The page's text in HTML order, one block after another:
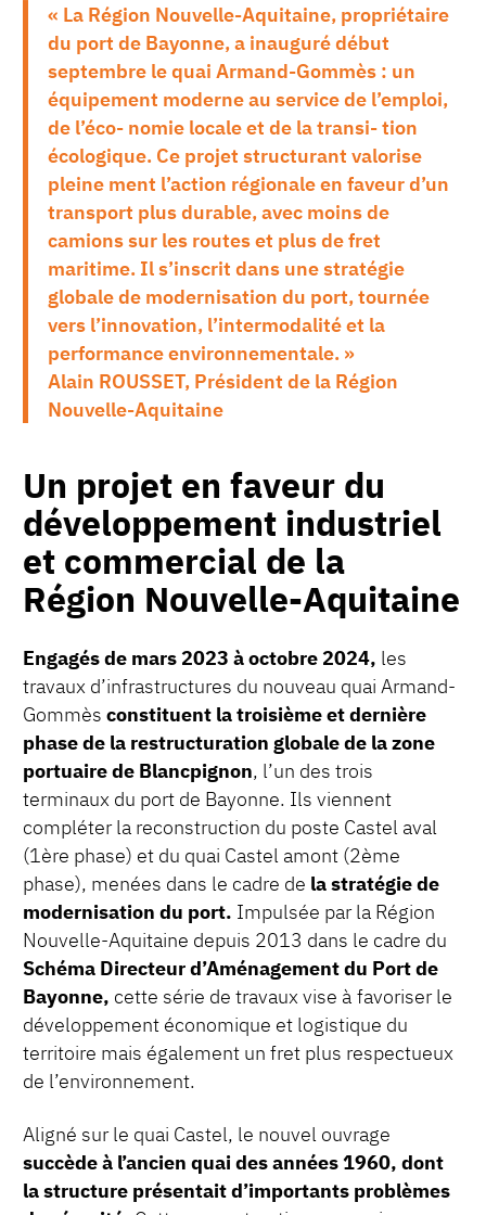
« La Région Nouvelle-Aquitaine, propriétaire
du port de Bayonne, a inauguré début
septembre le quai Armand-Gommès : un
équipement moderne au service de l’emploi,
de l’éco- nomie locale et de la transi- tion
écologique. Ce projet structurant valorise
pleine ment l’action régionale en faveur d’un
transport plus durable, avec moins de
camions sur les routes et plus de fret
maritime. Il s’inscrit dans une stratégie
globale de modernisation du port, tournée
vers l’innovation, l’intermodalité et la
performance environnementale. »
Alain ROUSSET, Président de la Région
Nouvelle-Aquitaine
Un projet en faveur du
développement industriel
et commercial de la
Région Nouvelle-Aquitaine
Engagés de mars 2023 à octobre 2024, les
travaux d’infrastructures du nouveau quai Armand-
Gommès constituent la troisième et dernière
phase de la restructuration globale de la zone
portuaire de Blancpignon, l’un des trois
terminaux du port de Bayonne. Ils viennent
compléter la reconstruction du poste Castel aval
(1ère phase) et du quai Castel amont (2ème
phase), menées dans le cadre de la stratégie de
modernisation du port. Impulsée par la Région
Nouvelle-Aquitaine depuis 2013 dans le cadre du
Schéma Directeur d’Aménagement du Port de
Bayonne, cette série de travaux vise à favoriser le
développement économique et logistique du
territoire mais également un fret plus respectueux
de l’environnement.
Aligné sur le quai Castel, le nouvel ouvrage
succède à l’ancien quai des années 1960, dont
la structure présentait d’importants problèmes